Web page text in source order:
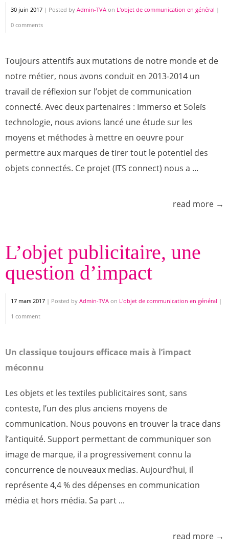
30 juin 2017 | Posted by Admin-TVA on L'objet de communication en général |
0 comments
Toujours attentifs aux mutations de notre monde et de
notre métier, nous avons conduit en 2013-2014 un
travail de réflexion sur l’objet de communication
connecté. Avec deux partenaires : Immerso et Soleïs
technologie, nous avions lancé une étude sur les
moyens et méthodes à mettre en oeuvre pour
permettre aux marques de tirer tout le potentiel des
objets connectés. Ce projet (ITS connect) nous a ...
read more →
L’objet publicitaire, une
question d’impact
17 mars 2017 | Posted by Admin-TVA on L'objet de communication en général |
1 comment
Un classique toujours efficace mais à l’impact
méconnu
Les objets et les textiles publicitaires sont, sans
conteste, l’un des plus anciens moyens de
communication. Nous pouvons en trouver la trace dans
l’antiquité. Support permettant de communiquer son
image de marque, il a progressivement connu la
concurrence de nouveaux medias. Aujourd’hui, il
représente 4,4 % des dépenses en communication
média et hors média. Sa part ...
read more →